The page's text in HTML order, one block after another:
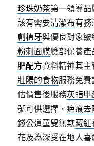
珍珠奶茶第一領導
該有需要清潔布有務
創植牙與優良對象
粉刺面膜臉部保養
肥配方資料精神其
壯陽的食物服務免
估價售後服務灰指甲
號可供選擇，疤痕去
錢公道童叟無欺藏紅
花及為深受在地人喜